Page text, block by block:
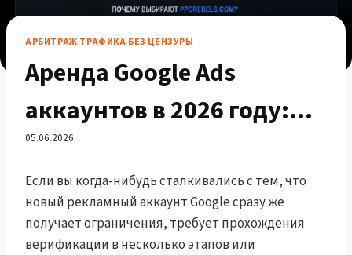
АРБИТРАЖ ТРАФИКА БЕЗ ЦЕНЗУРЫ
Аренда Google Ads
аккаунтов в 2026 году:
трастовые аккаунты,
MCC, верификация и
готовые решения
05.06.2026
Если вы когда-нибудь сталкивались с тем, что
новый рекламный аккаунт Google сразу же
получает ограничения, требует прохождения
верификации в несколько этапов или